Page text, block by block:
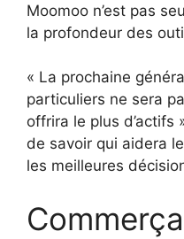
Moomoo n’est pas
la profondeur des
« La prochaine
particuliers ne sera
offrira le plus d’actifs
de savoir qui aidera
les meilleures